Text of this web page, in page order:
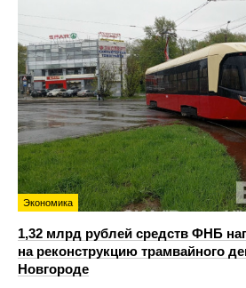
Экономика
1,32 млрд рублей средств ФНБ
на реконструкцию трамвайного
Новгороде